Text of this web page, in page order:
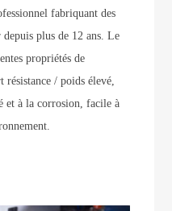
fabriquant des
plus de 12 ans. Le
propriétés de
résistance / poids élevé,
et à la corrosion, facile à